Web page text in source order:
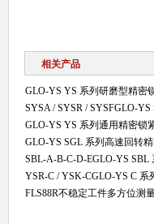
相关产品
GLO-YS YS 系列研磨型精密
SYSA / SYSR / SYSFGLO-
GLO-YS YS 系列通用精密锁
GLO-YS SGL 系列高速回转
SBL-A-B-C-D-EGLO-YS
YSR-C / YSK-CGLO-YS C
FLS88R不稳定工件多方位测